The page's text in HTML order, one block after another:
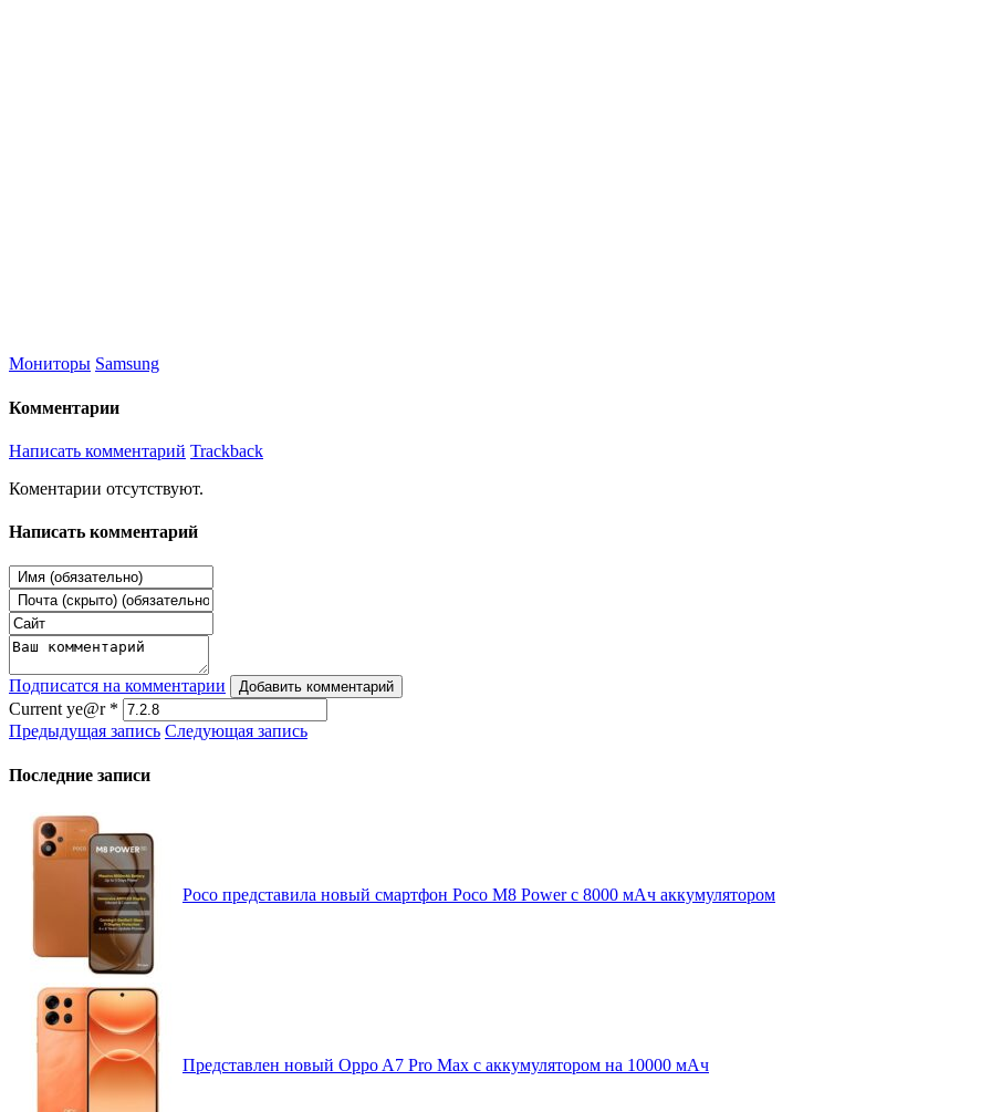
Мониторы Samsung
Комментарии
Написать комментарий Trackback
Коментарии отсутствуют.
Написать комментарий
Подписатся на комментарии Добавить комментарий
Current ye@r *
Предыдущая запись Следующая запись
Последние записи
Poco представила новый смартфон Poco M8 Power с 8000 мАч аккумулятором
Представлен новый Oppo A7 Pro Max с аккумулятором на 10000 мАч